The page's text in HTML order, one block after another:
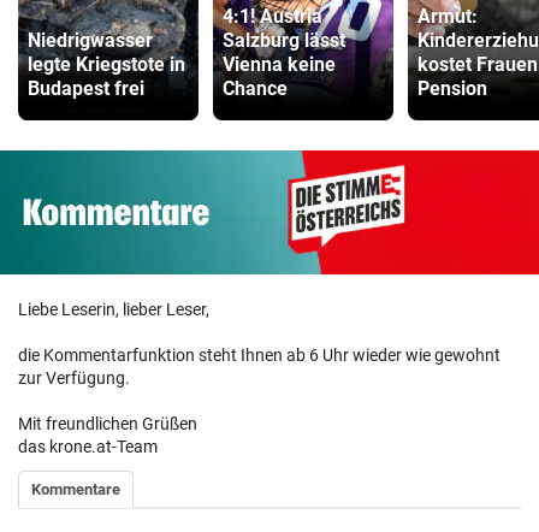
Niedrigwasser
legte Kriegstote in
Budapest frei
4:1! Austria
Salzburg lässt
Vienna keine
Chance
Armut:
kostet
Pension
Liebe Leserin, lieber Leser,
die Kommentarfunktion steht Ihnen ab 6 Uhr wieder wie gewohnt
zur Verfügung.
Mit freundlichen Grüßen
das krone.at-Team